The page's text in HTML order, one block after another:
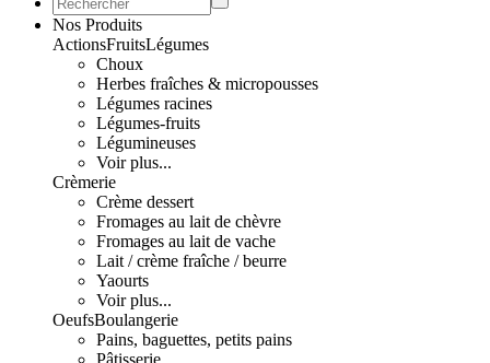
Nos Produits
ActionsFruitsLégumes
Choux
Herbes fraîches & micropousses
Légumes racines
Légumes-fruits
Légumineuses
Voir plus...
Crèmerie
Crème dessert
Fromages au lait de chèvre
Fromages au lait de vache
Lait / crème fraîche / beurre
Yaourts
Voir plus...
OeufsBoulangerie
Pains, baguettes, petits pains
Pâtisserie